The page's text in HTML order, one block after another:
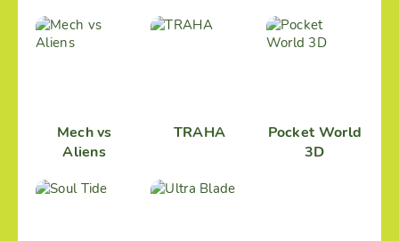
Mech vs
Aliens
TRAHA
Pocket World
3D